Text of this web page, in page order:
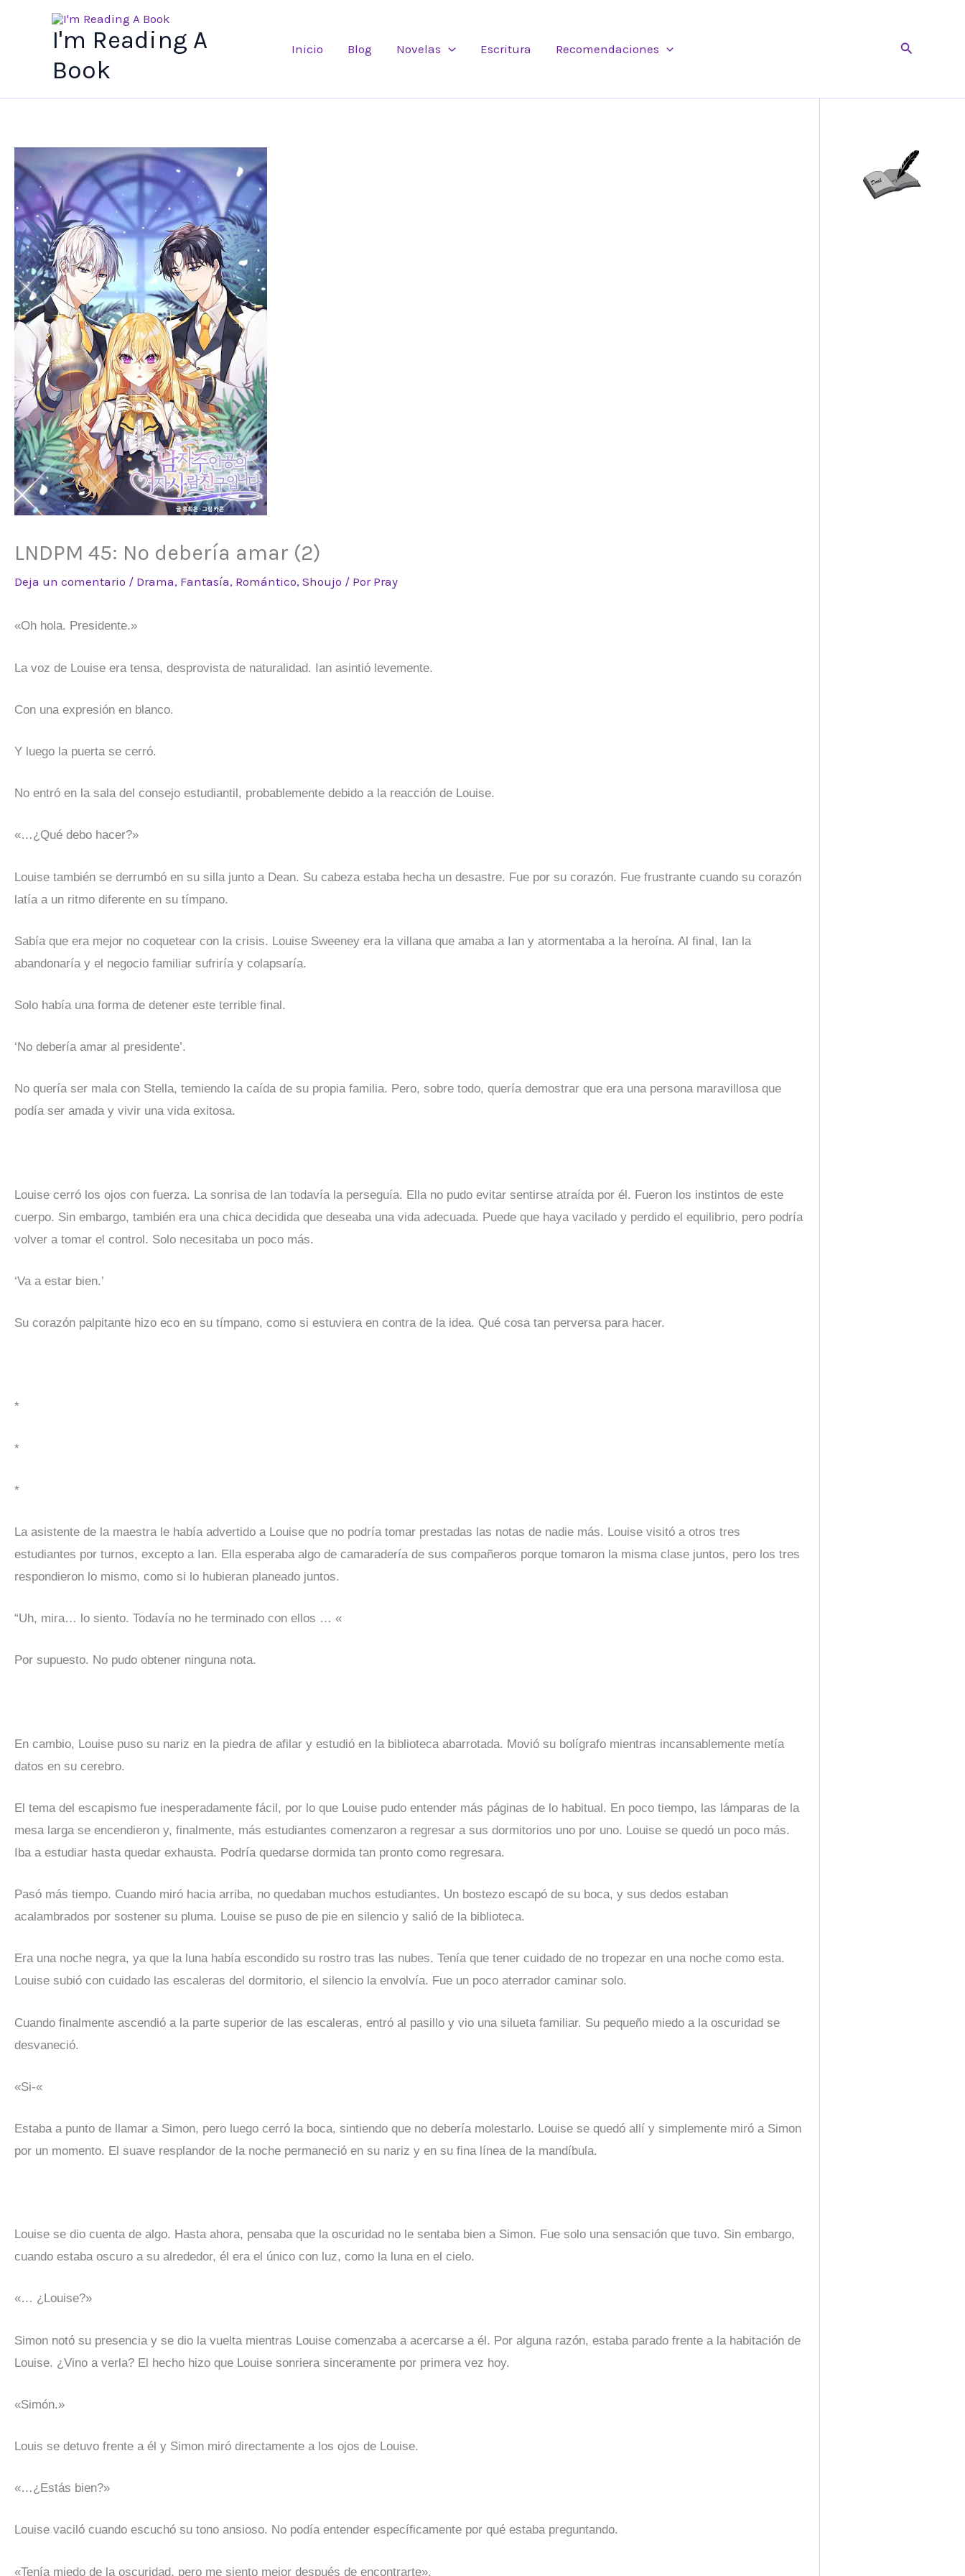
I'm Reading A
Book
Inicio Blog Novelas Escritura Recomendaciones Buscar
LNDPM 45: No debería amar (2)
Deja un comentario / Drama, Fantasía, Romántico, Shoujo / Por Pray
«Oh hola. Presidente.»
La voz de Louise era tensa, desprovista de naturalidad. Ian asintió levemente.
Con una expresión en blanco.
Y luego la puerta se cerró.
No entró en la sala del consejo estudiantil, probablemente debido a la reacción de Louise.
«…¿Qué debo hacer?»
Louise también se derrumbó en su silla junto a Dean. Su cabeza estaba hecha un desastre. Fue por su corazón. Fue frustrante cuando su corazón
latía a un ritmo diferente en su tímpano.
Sabía que era mejor no coquetear con la crisis. Louise Sweeney era la villana que amaba a Ian y atormentaba a la heroína. Al final, Ian la
abandonaría y el negocio familiar sufriría y colapsaría.
Solo había una forma de detener este terrible final.
‘No debería amar al presidente’.
No quería ser mala con Stella, temiendo la caída de su propia familia. Pero, sobre todo, quería demostrar que era una persona maravillosa que
podía ser amada y vivir una vida exitosa.
Louise cerró los ojos con fuerza. La sonrisa de Ian todavía la perseguía. Ella no pudo evitar sentirse atraída por él. Fueron los instintos de este
cuerpo. Sin embargo, también era una chica decidida que deseaba una vida adecuada. Puede que haya vacilado y perdido el equilibrio, pero podría
volver a tomar el control. Solo necesitaba un poco más.
‘Va a estar bien.’
Su corazón palpitante hizo eco en su tímpano, como si estuviera en contra de la idea. Qué cosa tan perversa para hacer.
*
*
*
La asistente de la maestra le había advertido a Louise que no podría tomar prestadas las notas de nadie más. Louise visitó a otros tres
estudiantes por turnos, excepto a Ian. Ella esperaba algo de camaradería de sus compañeros porque tomaron la misma clase juntos, pero los tres
respondieron lo mismo, como si lo hubieran planeado juntos.
“Uh, mira… lo siento. Todavía no he terminado con ellos … «
Por supuesto. No pudo obtener ninguna nota.
En cambio, Louise puso su nariz en la piedra de afilar y estudió en la biblioteca abarrotada. Movió su bolígrafo mientras incansablemente metía
datos en su cerebro.
El tema del escapismo fue inesperadamente fácil, por lo que Louise pudo entender más páginas de lo habitual. En poco tiempo, las lámparas de la
mesa larga se encendieron y, finalmente, más estudiantes comenzaron a regresar a sus dormitorios uno por uno. Louise se quedó un poco más.
Iba a estudiar hasta quedar exhausta. Podría quedarse dormida tan pronto como regresara.
Pasó más tiempo. Cuando miró hacia arriba, no quedaban muchos estudiantes. Un bostezo escapó de su boca, y sus dedos estaban
acalambrados por sostener su pluma. Louise se puso de pie en silencio y salió de la biblioteca.
Era una noche negra, ya que la luna había escondido su rostro tras las nubes. Tenía que tener cuidado de no tropezar en una noche como esta.
Louise subió con cuidado las escaleras del dormitorio, el silencio la envolvía. Fue un poco aterrador caminar solo.
Cuando finalmente ascendió a la parte superior de las escaleras, entró al pasillo y vio una silueta familiar. Su pequeño miedo a la oscuridad se
desvaneció.
«Si-«
Estaba a punto de llamar a Simon, pero luego cerró la boca, sintiendo que no debería molestarlo. Louise se quedó allí y simplemente miró a Simon
por un momento. El suave resplandor de la noche permaneció en su nariz y en su fina línea de la mandíbula.
Louise se dio cuenta de algo. Hasta ahora, pensaba que la oscuridad no le sentaba bien a Simon. Fue solo una sensación que tuvo. Sin embargo,
cuando estaba oscuro a su alrededor, él era el único con luz, como la luna en el cielo.
«… ¿Louise?»
Simon notó su presencia y se dio la vuelta mientras Louise comenzaba a acercarse a él. Por alguna razón, estaba parado frente a la habitación de
Louise. ¿Vino a verla? El hecho hizo que Louise sonriera sinceramente por primera vez hoy.
«Simón.»
Louis se detuvo frente a él y Simon miró directamente a los ojos de Louise.
«…¿Estás bien?»
Louise vaciló cuando escuchó su tono ansioso. No podía entender específicamente por qué estaba preguntando.
«Tenía miedo de la oscuridad, pero me siento mejor después de encontrarte».